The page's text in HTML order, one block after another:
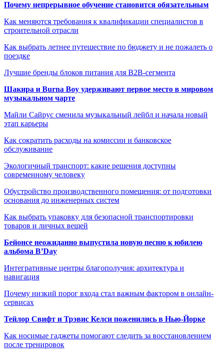
Почему непрерывное обучение становится обязательным
Как меняются требования к квалификации специалистов в
строительной отрасли
Как выбрать летнее путешествие по бюджету и не пожалеть о
поездке
Лучшие бренды блоков питания для B2B-сегмента
Шакира и Burna Boy удерживают первое место в мировом
музыкальном чарте
Майли Сайрус сменила музыкальный лейбл и начала новый
этап карьеры
Как сократить расходы на комиссии и банковское
обслуживание
Экологичный транспорт: какие решения доступны
современному человеку
Обустройство производственного помещения: от подготовки
основания до инженерных систем
Как выбрать упаковку для безопасной транспортировки
товаров и личных вещей
Бейонсе неожиданно выпустила новую песню к юбилею
альбома B’Day
Интегративные центры благополучия: архитектура и
навигация
Почему низкий порог входа стал важным фактором в онлайн-
сервисах
Тейлор Свифт и Трэвис Келси поженились в Нью-Йорке
Как носимые гаджеты помогают следить за восстановлением
после тренировок